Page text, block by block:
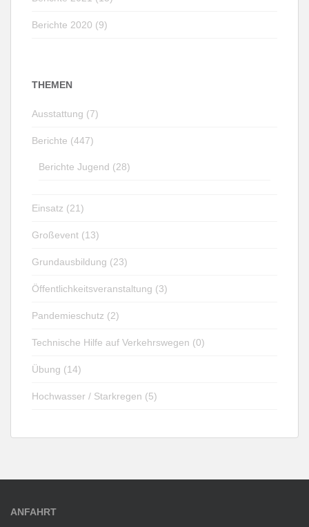
Berichte 2020 (9)
THEMEN
Ausstattung (7)
Berichte (447)
Berichte Jugend (28)
Einsatz (21)
Großevent (13)
Grundausbildung (23)
Öffentlichkeitsveranstaltung (3)
Pandemieschutz (2)
Technische Hilfe auf Verkehrswegen (0)
Übung (14)
Hochwasser / Starkregen (5)
ANFAHRT